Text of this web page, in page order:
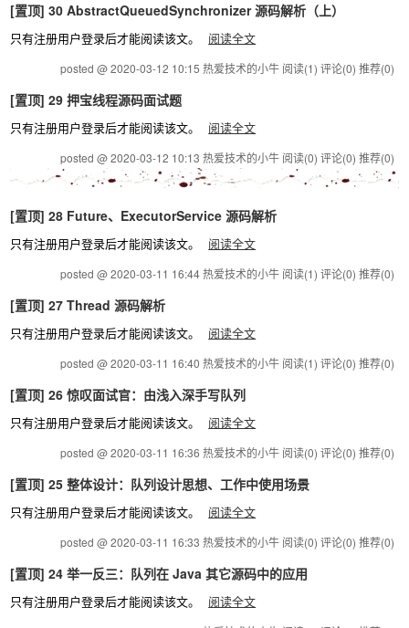
[置顶] 30 AbstractQueuedSynchronizer 源码解析（上）
只有注册用户登录后才能阅读该文。 阅读全文
posted @ 2020-03-12 10:15 热爱技术的小牛 阅读(1) 评论(0) 推荐(0)
[置顶] 29 押宝线程源码面试题
只有注册用户登录后才能阅读该文。 阅读全文
posted @ 2020-03-12 10:13 热爱技术的小牛 阅读(0) 评论(0) 推荐(0)
[置顶] 28 Future、ExecutorService 源码解析
只有注册用户登录后才能阅读该文。 阅读全文
posted @ 2020-03-11 16:44 热爱技术的小牛 阅读(1) 评论(0) 推荐(0)
[置顶] 27 Thread 源码解析
只有注册用户登录后才能阅读该文。 阅读全文
posted @ 2020-03-11 16:40 热爱技术的小牛 阅读(1) 评论(0) 推荐(0)
[置顶] 26 惊叹面试官：由浅入深手写队列
只有注册用户登录后才能阅读该文。 阅读全文
posted @ 2020-03-11 16:36 热爱技术的小牛 阅读(0) 评论(0) 推荐(0)
[置顶] 25 整体设计：队列设计思想、工作中使用场景
只有注册用户登录后才能阅读该文。 阅读全文
posted @ 2020-03-11 16:33 热爱技术的小牛 阅读(0) 评论(0) 推荐(0)
[置顶] 24 举一反三：队列在 Java 其它源码中的应用
只有注册用户登录后才能阅读该文。 阅读全文